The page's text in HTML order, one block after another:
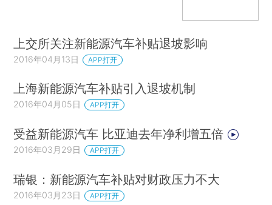
上交所关注新能源汽车补贴退坡影响
2016年04月13日 APP打开
上海新能源汽车补贴引入退坡机制
2016年04月05日 APP打开
受益新能源汽车 比亚迪去年净利增五倍
2016年03月29日 APP打开
瑞银：新能源汽车补贴对财政压力不大
2016年03月23日 APP打开